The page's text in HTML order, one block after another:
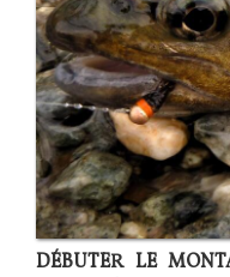
DÉBUTER LE